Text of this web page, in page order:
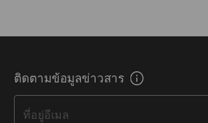
ติดตามข้อมูลข่าวสาร
ที่อยู่อีเมล